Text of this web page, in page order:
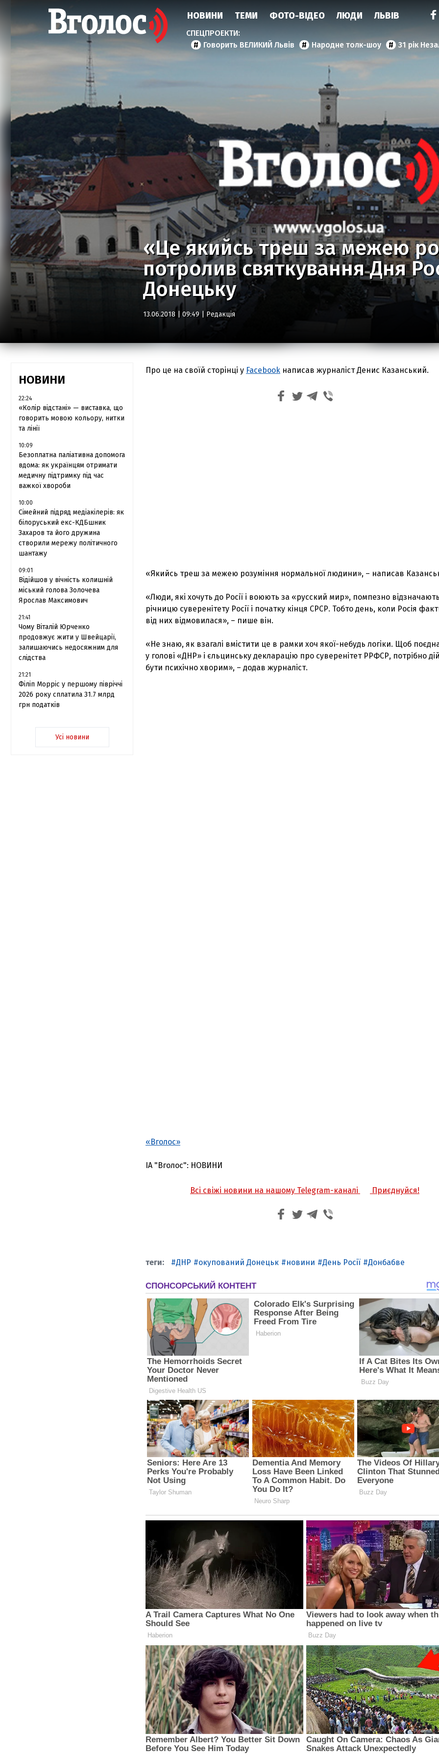
НОВИНИ ТЕМИ ФОТО-ВІДЕО ЛЮДИ ЛЬВІВ
Говорить ВЕЛИКИЙ Львів Народне толк-шоу 31 рік
«Це якийсь треш за межею
потролив святкування Дня
Донецьку
13.06.2018 | 09:49 | Редакція
НОВИНИ
22:24
«Колір відстані» — виставка, що
говорить мовою кольору, нитки
та лінії
10:09
Безоплатна паліативна допомога
вдома: як українцям отримати
медичну підтримку під час
важкої хвороби
10:00
Сімейний підряд медіакілерів: як
білоруський екс-КДБшник
Захаров та його дружина
створили мережу політичного
шантажу
09:01
Відійшов у вічність колишній
міський голова Золочева
Ярослав Максимович
21:41
Чому Віталій Юрченко
продовжує жити у Швейцарії,
залишаючись недосяжним для
слідства
21:21
Філіп Морріс у першому півріччі
2026 року сплатила 31.7 млрд
грн податків
Усі новини
Про це на своїй сторінці у Facebook написав журналіст Денис Казанський.
«Якийсь треш за межею розуміння нормальної людини», – написав
«Люди, які хочуть до Росії і воюють за «русский мир», помпезно відзначають
річницю суверенітету Росії і початку кінця СРСР. Тобто день, коли Росія
від них відмовилася», – пише він.
«Не знаю, як взагалі вмістити це в рамки хоч якої-небудь логіки. Щоб
у голові «ДНР» і єльцинську декларацію про суверенітет РРФСР, потрібно
бути психічно хворим», – додав журналіст.
«Вголос»
ІА "Вголос": НОВИНИ
Всі свіжі новини на нашому Telegram-каналі Приєднуйся!
ДНР окупований Донецьк новини День Росії Донбабве